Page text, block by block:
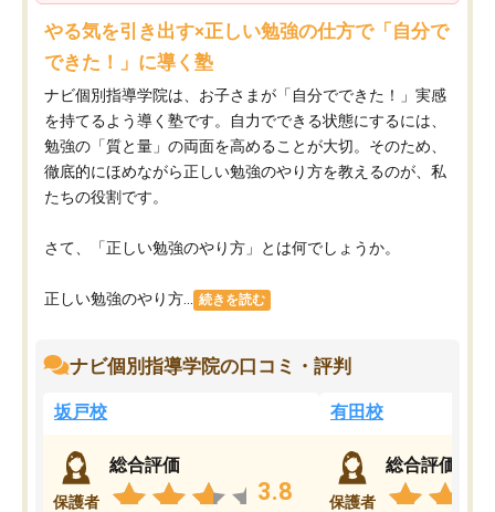
やる気を引き出す×正しい勉強の仕方で「自分で
できた！」に導く塾
ナビ個別指導学院は、お子さまが「自分でできた！」実感
を持てるよう導く塾です。自力でできる状態にするには、
勉強の「質と量」の両面を高めることが大切。そのため、
徹底的にほめながら正しい勉強のやり方を教えるのが、私
たちの役割です。
さて、「正しい勉強のやり方」とは何でしょうか。
正しい勉強のやり方... 続きを読む
ナビ個別指導学院の口コミ・評判
坂戸校
保護者
総合評価
3.8
有田校
保護者
総合評価